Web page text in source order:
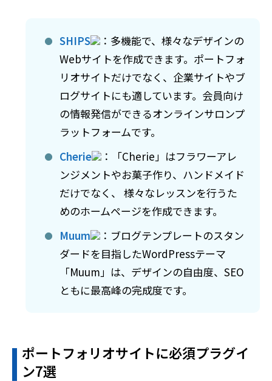
SHIPS
：多機能で、様々なデザインの
Webサイトを作成できます。ポートフォ
リオサイトだけでなく、企業サイトやブ
ログサイトにも適しています。会員向け
の情報発信ができるオンラインサロンプ
ラットフォームです。
Cherie
：「Cherie」はフラワーアレ
ンジメントやお菓子作り、ハンドメイド
だけでなく、 様々なレッスンを行うた
めのホームページを作成できます。
Muum
：ブログテンプレートのスタン
ダードを目指したWordPressテーマ
「Muum」は、デザインの自由度、SEO
ともに最高峰の完成度です。
ポートフォリオサイトに必須プラグイ
ン7選